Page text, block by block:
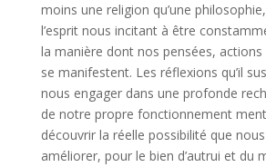
moins une religion qu’une
l’esprit nous incitant à être
la manière dont nos pensées,
se manifestent. Les réflexions qu’il
nous engager dans une profonde
de notre propre fonctionnement
découvrir la réelle possibilité que
améliorer, pour le bien d’autrui et du